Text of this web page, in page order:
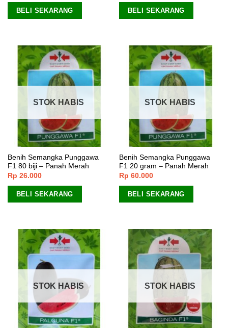
BELI SEKARANG BELI SEKARANG
STOK HABIS
Benih Semangka Punggawa
F1 80 biji – Panah Merah
Rp 26.000
BELI SEKARANG
STOK HABIS
Benih Semangka Punggawa
F1 20 gram – Panah Merah
Rp 60.000
BELI SEKARANG
STOK HABIS STOK HABIS